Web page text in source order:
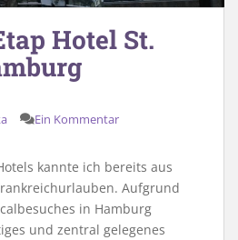
Hotel St.
Ein Kommentar
kannte ich bereits aus
Aufgrund
in Hamburg
und zentral gelegenes